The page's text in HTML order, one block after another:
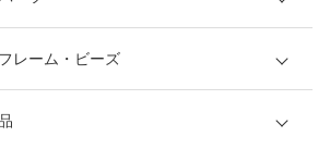
レーム・ビーズ